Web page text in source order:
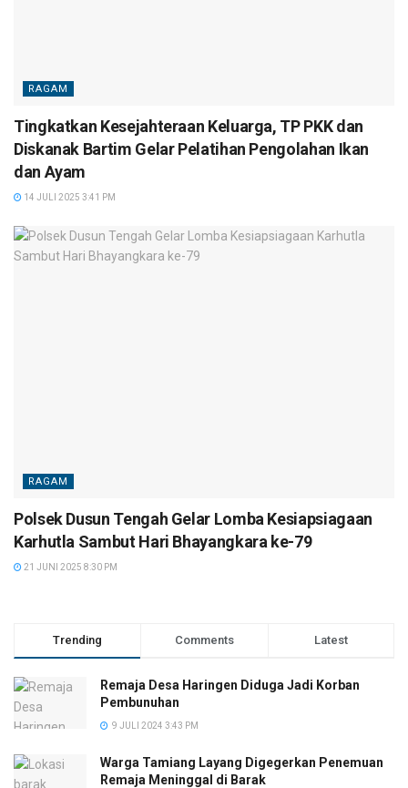
RAGAM
Tingkatkan Kesejahteraan Keluarga, TP PKK dan
Diskanak Bartim Gelar Pelatihan Pengolahan Ikan
dan Ayam
14 JULI 2025 3:41 PM
RAGAM
Polsek Dusun Tengah Gelar Lomba Kesiapsiagaan
Karhutla Sambut Hari Bhayangkara ke-79
21 JUNI 2025 8:30 PM
Trending Comments Latest
Remaja Desa Haringen Diduga Jadi Korban
Pembunuhan
9 JULI 2024 3:43 PM
Warga Tamiang Layang Digegerkan Penemuan
Remaja Meninggal di Barak